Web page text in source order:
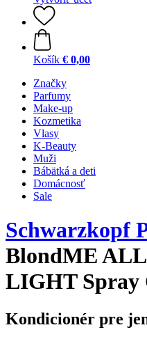
Košík € 0,00
Značky
Parfumy
Make-up
Kozmetika
Vlasy
K-Beauty
Muži
Bábätká a deti
Domácnosť
Sale
Schwarzkopf
BlondME
LIGHT Spray
Kondicionér pre